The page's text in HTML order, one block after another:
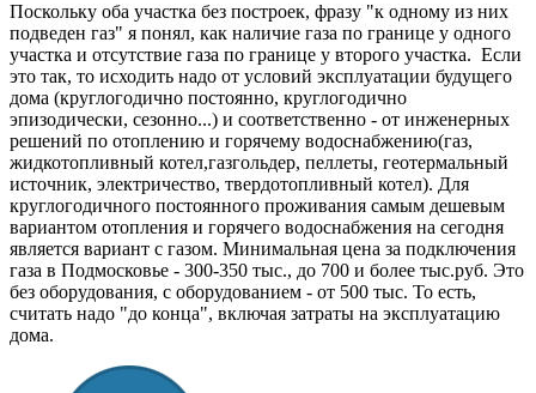
Поскольку оба участка без построек, фразу "к одному из них
подведен газ" я понял, как наличие газа по границе у одного
участка и отсутствие газа по границе у второго участка. Если
это так, то исходить надо от условий эксплуатации будущего
дома (круглогодично постоянно, круглогодично
эпизодически, сезонно...) и соответственно - от инженерных
решений по отоплению и горячему водоснабжению(газ,
жидкотопливный котел,газгольдер, пеллеты, геотермальный
источник, электричество, твердотопливный котел). Для
круглогодичного постоянного проживания самым дешевым
вариантом отопления и горячего водоснабжения на сегодня
является вариант с газом. Минимальная цена за подключения
газа в Подмосковье - 300-350 тыс., до 700 и более тыс.руб. Это
без оборудования, с оборудованием - от 500 тыс. То есть,
считать надо "до конца", включая затраты на эксплуатацию
дома.